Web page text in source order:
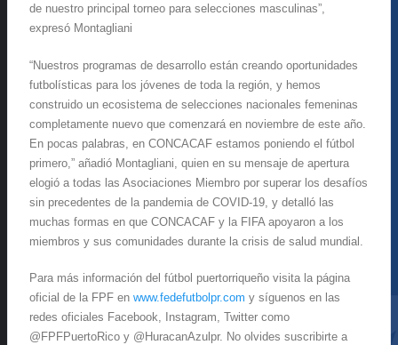
de nuestro principal torneo para selecciones masculinas”,
expresó Montagliani
“Nuestros programas de desarrollo están creando oportunidades
futbolísticas para los jóvenes de toda la región, y hemos
construido un ecosistema de selecciones nacionales femeninas
completamente nuevo que comenzará en noviembre de este año.
En pocas palabras, en CONCACAF estamos poniendo el fútbol
primero,” añadió Montagliani, quien en su mensaje de apertura
elogió a todas las Asociaciones Miembro por superar los desafíos
sin precedentes de la pandemia de COVID-19, y detalló las
muchas formas en que CONCACAF y la FIFA apoyaron a los
miembros y sus comunidades durante la crisis de salud mundial.
Para más información del fútbol puertorriqueño visita la página
oficial de la FPF en www.fedefutbolpr.com y síguenos en las
redes oficiales Facebook, Instagram, Twitter como
@FPFPuertoRico y @HuracanAzulpr. No olvides suscribirte a